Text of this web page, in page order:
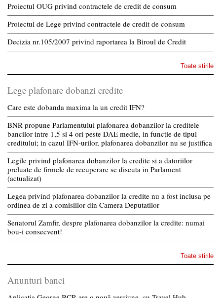
Proiectul OUG privind contractele de credit de consum
Proiectul de Lege privind contractele de credit de consum
Decizia nr.105/2007 privind raportarea la Biroul de Credit
Toate stirile
Lege plafonare dobanzi credite
Care este dobanda maxima la un credit IFN?
BNR propune Parlamentului plafonarea dobanzilor la creditele
bancilor intre 1,5 si 4 ori peste DAE medie, in functie de tipul
creditului; in cazul IFN-urilor, plafonarea dobanzilor nu se justifica
Legile privind plafonarea dobanzilor la credite si a datoriilor
preluate de firmele de recuperare se discuta in Parlament
(actualizat)
Legea privind plafonarea dobanzilor la credite nu a fost inclusa pe
ordinea de zi a comisiilor din Camera Deputatilor
Senatorul Zamfir, despre plafonarea dobanzilor la credite: numai
bou-i consecvent!
Toate stirile
Anunturi banci